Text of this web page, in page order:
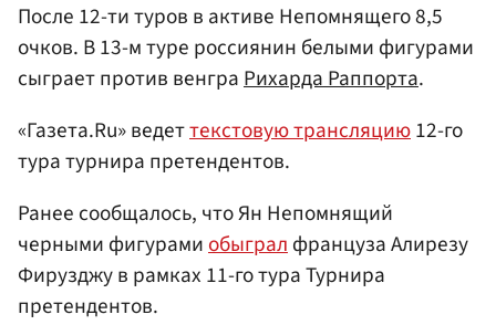
После 12-ти туров в активе Непомнящего 8,5
очков. В 13-м туре россиянин белыми фигурами
сыграет против венграРихарда Раппорта.
«Газета.Ru» ведеттекстовую трансляцию12-го
тура турнира претендентов.
Ранее сообщалось, что Ян Непомнящий
черными фигурамиобыгралфранцуза Алирезу
Фирузджу в рамках 11-го тура Турнира
претендентов.